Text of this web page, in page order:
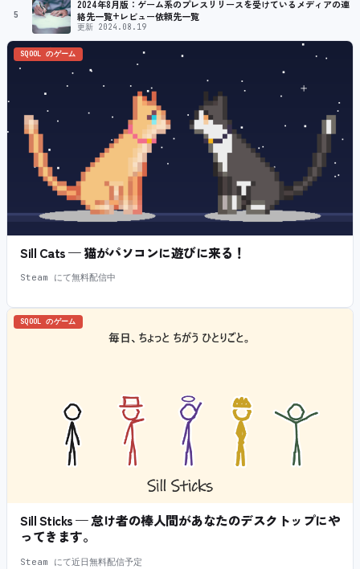
5
2024年8月版：ゲーム系のプレスリリースを受けているメディアの連
絡先一覧+レビュー依頼先一覧
更新 2024.08.19
SQOOL のゲーム
Sill Cats — 猫がパソコンに遊びに来る！
Steam にて無料配信中
SQOOL のゲーム
Sill Sticks — 怠け者の棒人間があなたのデスクトップにや
ってきます。
Steam にて近日無料配信予定